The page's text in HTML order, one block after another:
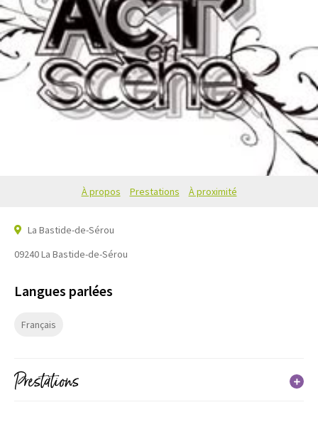
À propos Prestations À proximité
La Bastide-de-Sérou
09240La Bastide-de-Sérou
Langues parlées
Français
Prestations